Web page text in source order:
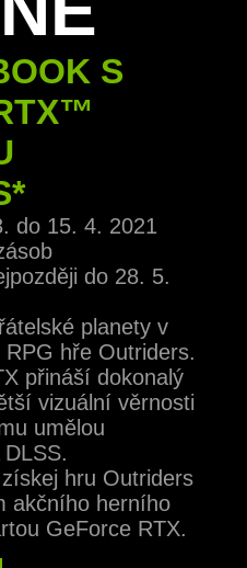
S
do 15. 4. 2021
do 28. 5.
planety v
hře Outriders.
přináší dokonalý
vizuální věrnosti
umělou
hru Outriders
akčního herního
GeForce RTX.